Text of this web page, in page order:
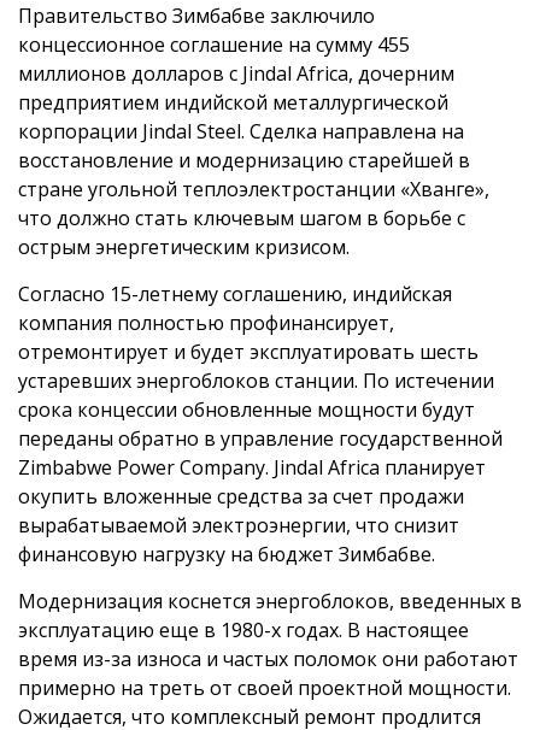
Правительство Зимбабве заключило
концессионное соглашение на сумму 455
миллионов долларов с Jindal Africa, дочерним
предприятием индийской металлургической
корпорации Jindal Steel. Сделка направлена на
восстановление и модернизацию старейшей в
стране угольной теплоэлектростанции «Хванге»,
что должно стать ключевым шагом в борьбе с
острым энергетическим кризисом.
Согласно 15-летнему соглашению, индийская
компания полностью профинансирует,
отремонтирует и будет эксплуатировать шесть
устаревших энергоблоков станции. По истечении
срока концессии обновленные мощности будут
переданы обратно в управление государственной
Zimbabwe Power Company. Jindal Africa планирует
окупить вложенные средства за счет продажи
вырабатываемой электроэнергии, что снизит
финансовую нагрузку на бюджет Зимбабве.
Модернизация коснется энергоблоков, введенных в
эксплуатацию еще в 1980-х годах. В настоящее
время из-за износа и частых поломок они работают
примерно на треть от своей проектной мощности.
Ожидается, что комплексный ремонт продлится